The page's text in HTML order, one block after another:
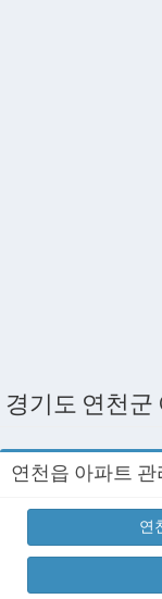
경기도 연천군
연천읍 아파트
연